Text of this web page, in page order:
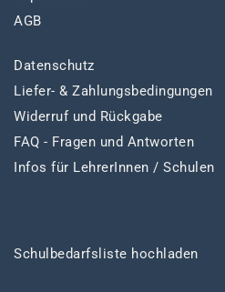
AGB
Datenschutz
Liefer- & Zahlungsbedingungen
Widerruf und Rückgabe
FAQ - Fragen und Antworten
Infos für LehrerInnen / Schulen
Schulbedarfsliste hochladen